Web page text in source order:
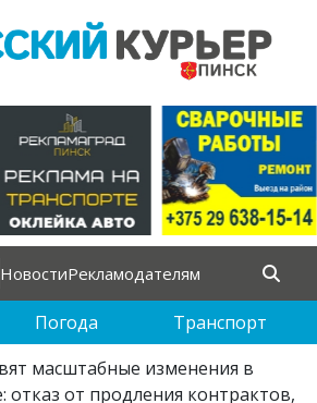
НовостиРекламодателям
Погода Транспорт